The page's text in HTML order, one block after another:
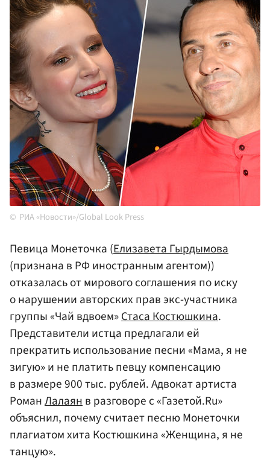
РИА «Новости»/Global Look Press
Певица Монеточка (Елизавета Гырдымова
(признана в РФ иностранным агентом))
отказалась от мирового соглашения по иску
о нарушении авторских прав экс-участника
группы «Чай вдвоем»Стаса Костюшкина.
Представители истца предлагали ей
прекратить использование песни «Мама, я не
зигую» и не платить певцу компенсацию
в размере 900 тыс. рублей. Адвокат артиста
РоманЛалаянв разговоре с «Газетой.Ru»
объяснил, почему считает песню Монеточки
плагиатом хита Костюшкина «Женщина, я не
танцую».